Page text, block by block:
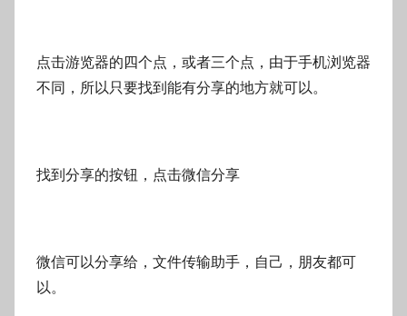
点击游览器的四个点，或者三个点，由于手机浏览器
不同，所以只要找到能有分享的地方就可以。
找到分享的按钮，点击微信分享
微信可以分享给，文件传输助手，自己，朋友都可
以。